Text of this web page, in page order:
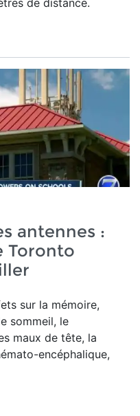
de distance.
antennes :
Toronto
sur la mémoire,
sommeil, le
maux de tête, la
encéphalique,